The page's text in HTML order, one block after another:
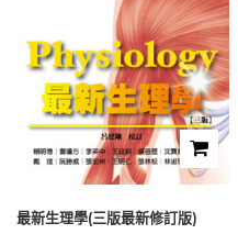
最新生理學(三版最新修訂版)